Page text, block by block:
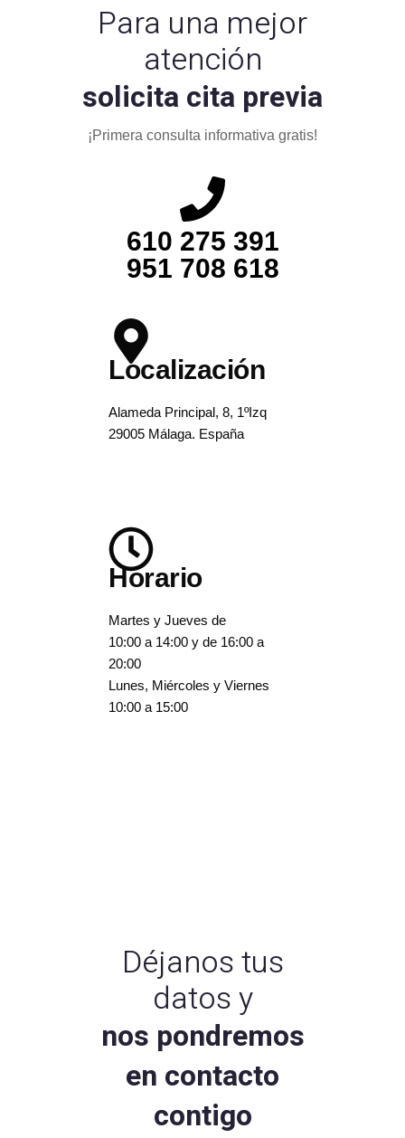
Para una mejor
atención
solicita cita previa
¡Primera consulta informativa gratis!
610 275 391
951 708 618
Localización
Alameda Principal, 8, 1ºIzq
29005 Málaga. España
Horario
Martes y Jueves de
10:00 a 14:00 y de 16:00 a
20:00
Lunes, Miércoles y Viernes
10:00 a 15:00
Déjanos tus
datos y
nos pondremos
en contacto
contigo